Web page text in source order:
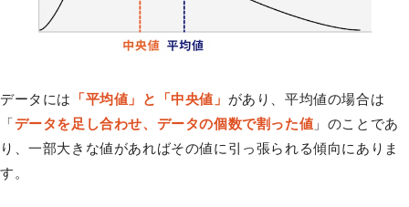
データには 「平均値」と「中央値」 があり、平均値の場合は
「データを足し合わせ、データの個数で割った値 」のことであ
り、一部大きな値があればその値に引っ張られる傾向にありま
す。